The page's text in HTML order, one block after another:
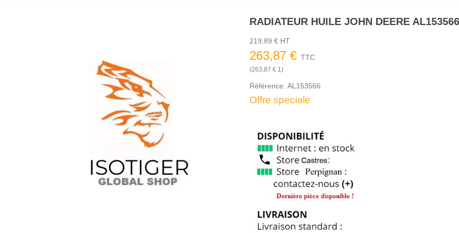
RADIATEUR HUILE JOHN DEERE AL153566
219,89 € HT
263,87 € TTC
(263,87 € 1)
Référence: AL153566
Offre speciale